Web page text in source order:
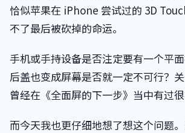
恰似苹果在 iPhone 尝试过的 3D
不了最后被砍掉的命运。
手机或手持设备是否注定要有一个平
后盖也变成屏幕是否就一定不可行？
曾经在《全面屏的下一步》当中有过很
而今天我也更仔细地想了想这个问题。